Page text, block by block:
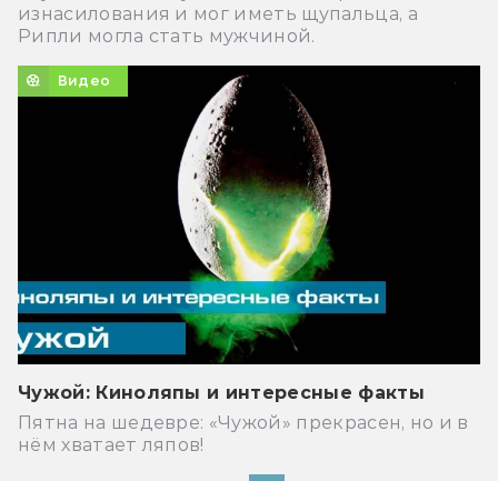
изнасилования и мог иметь щупальца, а
Рипли могла стать мужчиной.
Видео
Чужой: Киноляпы и интересные факты
Пятна на шедевре: «Чужой» прекрасен, но и в
нём хватает ляпов!